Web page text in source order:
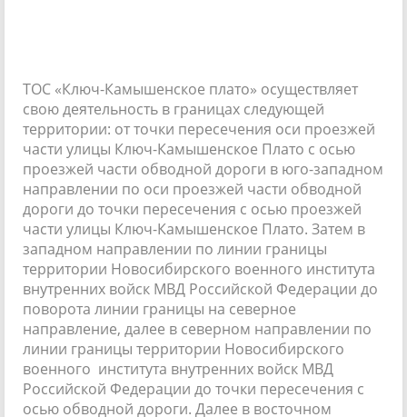
ТОС «Ключ-Камышенское плато» осуществляет
свою деятельность в границах следующей
территории: от точки пересечения оси проезжей
части улицы Ключ-Камышенское Плато с осью
проезжей части обводной дороги в юго-западном
направлении по оси проезжей части обводной
дороги до точки пересечения с осью проезжей
части улицы Ключ-Камышенское Плато. Затем в
западном направлении по линии границы
территории Новосибирского военного института
внутренних войск МВД Российской Федерации до
поворота линии границы на северное
направление, далее в северном направлении по
линии границы территории Новосибирского
военного института внутренних войск МВД
Российской Федерации до точки пересечения с
осью обводной дороги. Далее в восточном